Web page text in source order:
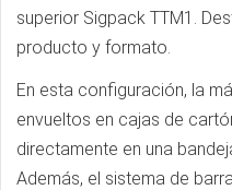
superior Sigpack TTM1.
producto y formato.
En esta configuración, la
envueltos en cajas de
directamente en una
Además, el sistema de